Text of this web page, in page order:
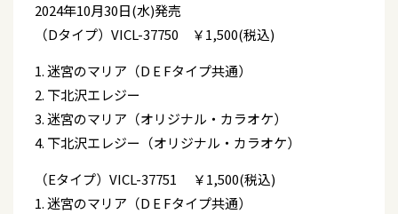
2024年10月30日(水)発売
（Dタイプ）VICL-37750 ￥1,500(税込)
1. 迷宮のマリア（D E Fタイプ共通）
2. 下北沢エレジー
3. 迷宮のマリア（オリジナル・カラオケ）
4. 下北沢エレジー（オリジナル・カラオケ）
（Eタイプ）VICL-37751 ￥1,500(税込)
1. 迷宮のマリア（D E Fタイプ共通）